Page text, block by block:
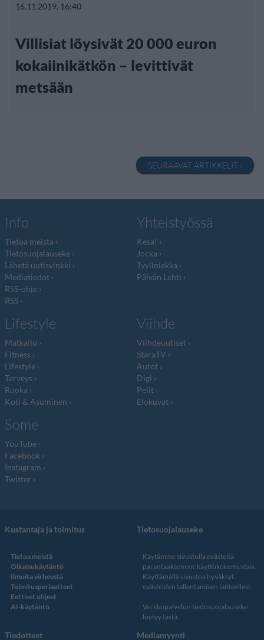
16.11.2019, 16:40
Villisiat löysivät 20 000 euron
kokaiinikätkön – levittivät
metsään
SEURAAVAT ARTIKKELIT ›
Info
Tietoa meistä
Tietosuojalauseke
Lähetä uutisvinkki
Mediatiedot
RSS-ohje
RSS
Yhteistyössä
Kesä!
Jocka
Tyyliniekka
Päivän Lehti
Lifestyle
Matkailu
Fitness
Lifestyle
Terveys
Ruoka
Koti & Asuminen
Viihde
Viihdeuutiset
StaraTV
Autot
Digi
Pelit
Elokuvat
Some
YouTube
Facebook
Instagram
Twitter
Kustantaja ja toimitus
Tietoa meistä
Oikaisukäytäntö
Ilmoita virheestä
Toimitusperiaatteet
Eettiset ohjeet
AI-käytäntö
Tietosuojalauseke
Käytämme sivustolla evästeitä
parantaaksemme käyttökokemustasi.
Käyttämällä sivustoa hyväksyt
evästeiden tallentamisen laitteellesi.
Verkkopalvelun tiedosuojalauseke
löytyy tästä
Tiedotteet Mediamyynti